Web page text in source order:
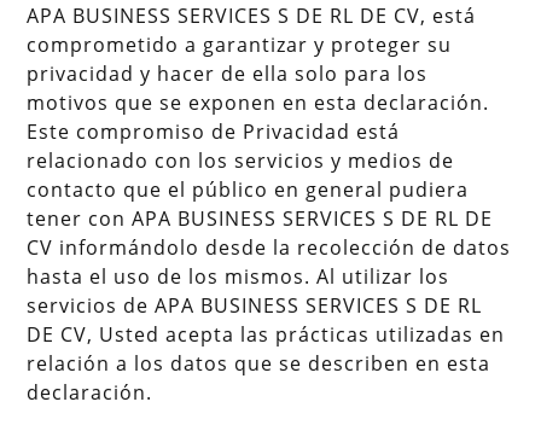
APA BUSINESS SERVICES S DE RL DE CV, está
comprometido a garantizar y proteger su
privacidad y hacer de ella solo para los
motivos que se exponen en esta declaración.
Este compromiso de Privacidad está
relacionado con los servicios y medios de
contacto que el público en general pudiera
tener con APA BUSINESS SERVICES S DE RL DE
CV informándolo desde la recolección de datos
hasta el uso de los mismos. Al utilizar los
servicios de APA BUSINESS SERVICES S DE RL
DE CV, Usted acepta las prácticas utilizadas en
relación a los datos que se describen en esta
declaración.